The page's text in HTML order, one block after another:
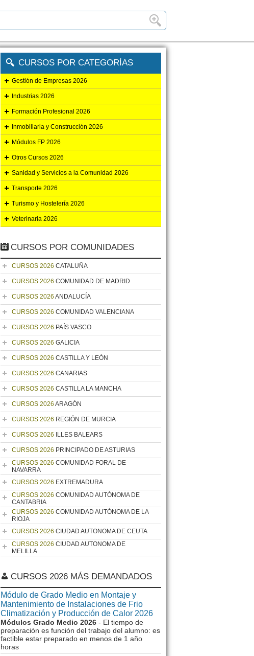
CURSOS POR CATEGORÍAS
Gestión de Empresas 2026
Industrias 2026
Formación Profesional 2026
Inmobiliaria y Construcción 2026
Módulos FP 2026
Otros Cursos 2026
Sanidad y Servicios a la Comunidad 2026
Transporte 2026
Turismo y Hostelería 2026
Veterinaria 2026
CURSOS POR COMUNIDADES
CURSOS 2026 CATALUÑA
CURSOS 2026 COMUNIDAD DE MADRID
CURSOS 2026 ANDALUCÍA
CURSOS 2026 COMUNIDAD VALENCIANA
CURSOS 2026 PAÍS VASCO
CURSOS 2026 GALICIA
CURSOS 2026 CASTILLA Y LEÓN
CURSOS 2026 CANARIAS
CURSOS 2026 CASTILLA LA MANCHA
CURSOS 2026 ARAGÓN
CURSOS 2026 REGIÓN DE MURCIA
CURSOS 2026 ILLES BALEARS
CURSOS 2026 PRINCIPADO DE ASTURIAS
CURSOS 2026 COMUNIDAD FORAL DE
NAVARRA
CURSOS 2026 EXTREMADURA
CURSOS 2026 COMUNIDAD AUTÓNOMA DE
CANTABRIA
CURSOS 2026 COMUNIDAD AUTÓNOMA DE LA
RIOJA
CURSOS 2026 CIUDAD AUTONOMA DE CEUTA
CURSOS 2026 CIUDAD AUTONOMA DE
MELILLA
CURSOS 2026 MÁS DEMANDADOS
Módulo de Grado Medio en Montaje y
Mantenimiento de Instalaciones de Frio
Climatización y Producción de Calor 2026
Módulos Grado Medio 2026 - El tiempo de
preparación es función del trabajo del alumno: es
factible estar preparado en menos de 1 año
horas